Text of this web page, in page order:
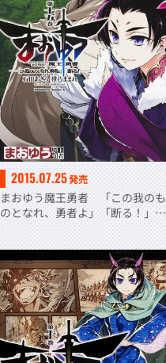
2015.07.25発売
まおゆう魔王勇者 「この我のも
のとなれ、勇者よ」「断る！」